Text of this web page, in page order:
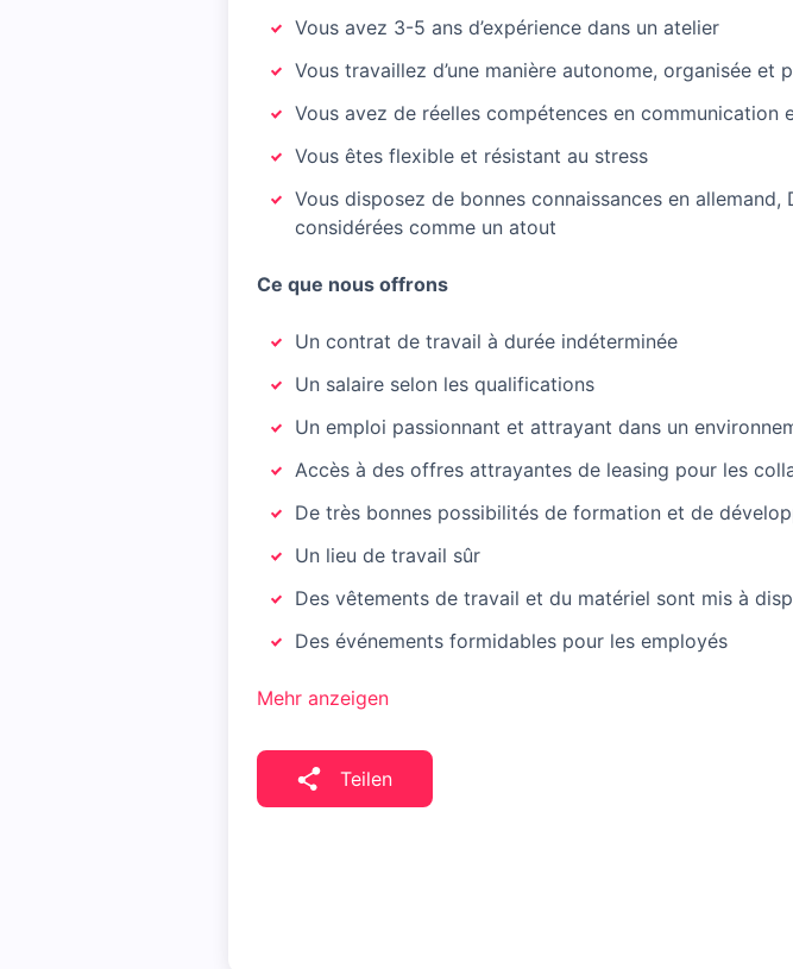
Vous avez 3-5 ans d’expérience dans un atelier
Vous travaillez d’une manière autonome, organisée et
Vous avez de réelles compétences en communication
Vous êtes flexible et résistant au stress
Vous disposez de bonnes connaissances en
considérées comme un atout
Ce que nous offrons
Un contrat de travail à durée indéterminée
Un salaire selon les qualifications
Un emploi passionnant et attrayant dans un
Accès à des offres attrayantes de leasing pour les
De très bonnes possibilités de formation et de
Un lieu de travail sûr
Des vêtements de travail et du matériel sont mis à
Des événements formidables pour les employés
Mehr anzeigen
Teilen